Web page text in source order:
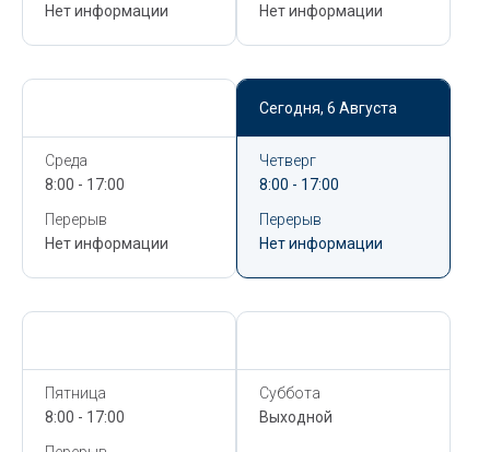
Нет информации
Нет информации
Среда
8:00 - 17:00
Перерыв
Нет информации
Сегодня, 6 Августа
Четверг
8:00 - 17:00
Перерыв
Нет информации
Пятница
8:00 - 17:00
Суббота
Выходной